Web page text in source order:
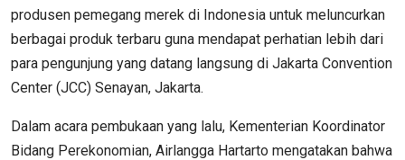
produsen pemegang merek di Indonesia untuk meluncurkan
berbagai produk terbaru guna mendapat perhatian lebih dari
para pengunjung yang datang langsung di Jakarta Convention
Center (JCC) Senayan, Jakarta.
Dalam acara pembukaan yang lalu, Kementerian Koordinator
Bidang Perekonomian, Airlangga Hartarto mengatakan bahwa